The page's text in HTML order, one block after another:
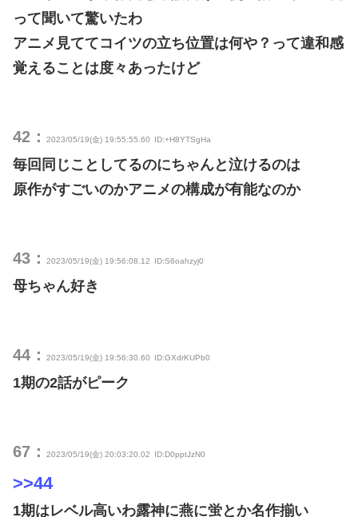
って聞いて驚いたわ
アニメ見ててコイツの立ち位置は何や？って違和感
覚えることは度々あったけど
42： 2023/05/19(金) 19:55:55.60 ID:+H8YTSgHa
毎回同じことしてるのにちゃんと泣けるのは
原作がすごいのかアニメの構成が有能なのか
43： 2023/05/19(金) 19:56:08.12 ID:S6oahzyj0
母ちゃん好き
44： 2023/05/19(金) 19:56:30.60 ID:GXdrKUPb0
1期の2話がピーク
67： 2023/05/19(金) 20:03:20.02 ID:D0pptJzN0
>>44
1期はレベル高いわ露神に燕に蛍とか名作揃い